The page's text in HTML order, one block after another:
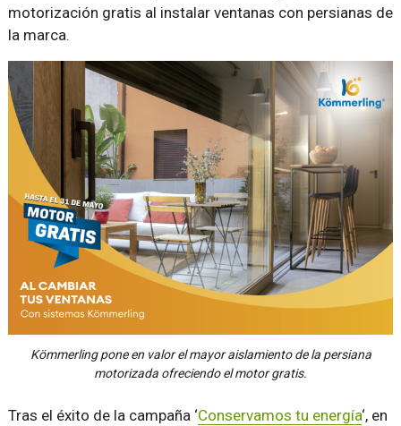
motorización gratis al instalar ventanas con persianas de
la marca.
Kömmerling pone en valor el mayor aislamiento de la persiana
motorizada ofreciendo el motor gratis.
Tras el éxito de la campaña ‘Conservamos tu energía‘, en